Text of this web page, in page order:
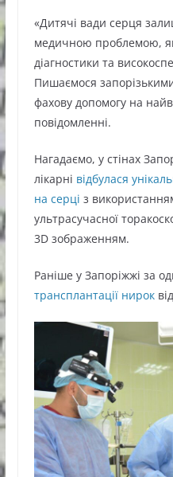
«Дитячі вади серця
медичною проблемою,
діагностики та
Пишаємося
фахову допомогу на
повідомленні.
Нагадаємо, у стінах
лікарні відбулася
на серці з
ультрасучасної
3D зображенням.
Раніше у Запоріжжі за
трансплантації нирок